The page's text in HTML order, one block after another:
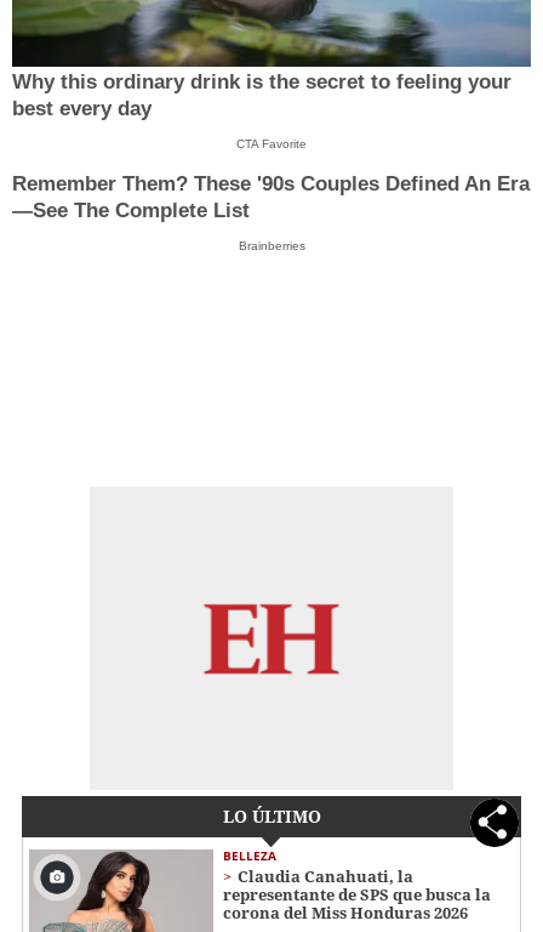
Why this ordinary drink is the secret to feeling your
best every day
CTA Favorite
Remember Them? These '90s Couples Defined An Era
—See The Complete List
Brainberries
LO ÚLTIMO
BELLEZA
Claudia Canahuati, la
representante de SPS que busca la
corona del Miss Honduras 2026